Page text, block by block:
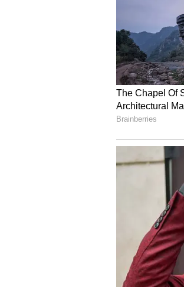
ಕ್ರಿಕೆಟ್ ಮತ್ತು
ಇಂಡಿಯಾದ
ನೇರ
ಸುವರ್ಣ
ಪಡೆಯಿರಿ.